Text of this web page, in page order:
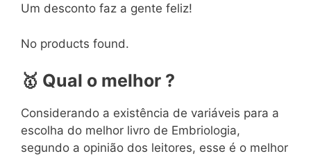
Um desconto faz a gente feliz!
No products found.
🥇 Qual o melhor ?
Considerando a existência de variáveis para a
escolha do melhor livro de Embriologia,
segundo a opinião dos leitores, esse é o melhor